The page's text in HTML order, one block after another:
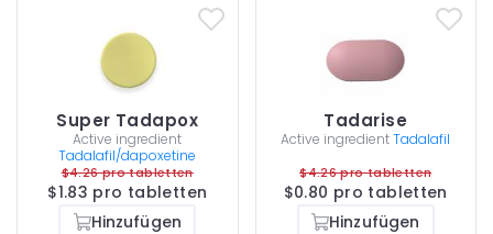
Super Tadapox
Active ingredient
Tadalafil/dapoxetine
$4.26 pro tabletten
$1.83 pro tabletten
Hinzufügen
Tadarise
Active ingredientTadalafil
$4.26 pro tabletten
$0.80 pro tabletten
Hinzufügen